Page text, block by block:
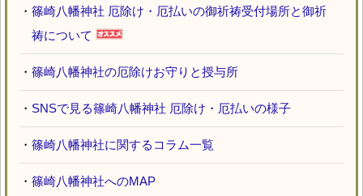
・ 篠崎八幡神社 厄除け・厄払いの御祈祷受付場所と御祈
祷について
・ 篠崎八幡神社の厄除けお守りと授与所
・ SNSで見る篠崎八幡神社 厄除け・厄払いの様子
・ 篠崎八幡神社に関するコラム一覧
・ 篠崎八幡神社へのMAP